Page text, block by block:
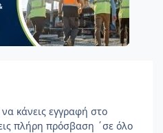
κάνεις εγγραφή στο
πλήρη πρόσβαση ΄σε όλο